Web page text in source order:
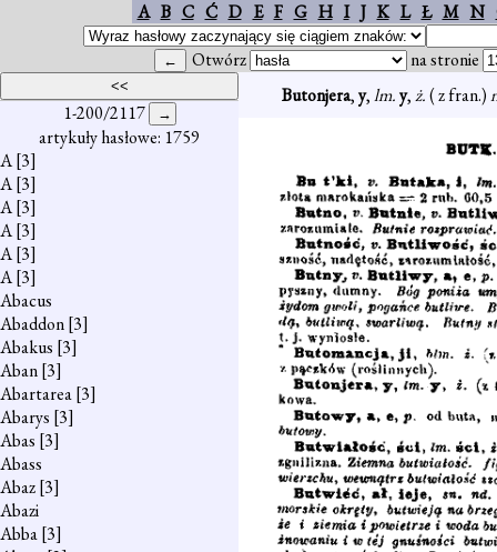
A B C Ć D E F G H I J K L Ł M N
Otwórz na stronie
1-200/2117
artykuły hasłowe: 1759
A[3]
A[3]
A[3]
A[3]
A[3]
A[3]
Abacus
Abaddon[3]
Abakus [3]
Aban[3]
Abartarea[3]
Abarys [3]
Abas [3]
Abass
Abaz[3]
Abazi
Abba[3]
Butonjera,y,lm.y,ż.( z fran.)